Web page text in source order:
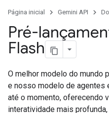
Página inicial Gemini API
Pré-
Flash
O melhor modelo do mundo
e nosso modelo de agentes
até o momento, oferecendo
interatividade mais